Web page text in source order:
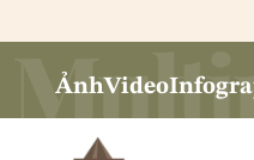
ẢnhVideo